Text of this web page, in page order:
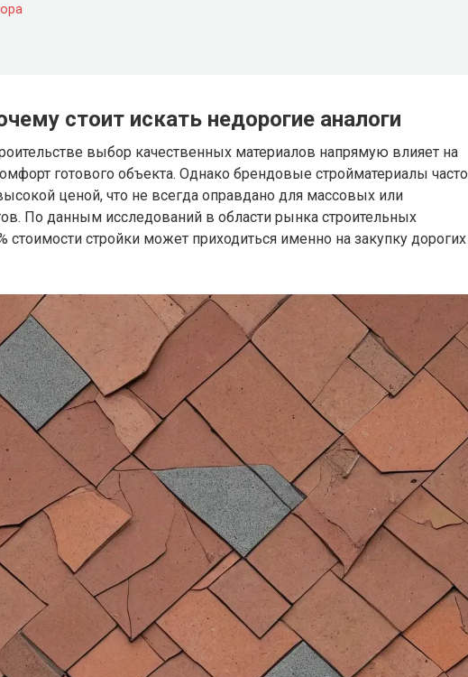
стоит искать недорогие аналоги
выбор качественных материалов напрямую влияет на
готового объекта. Однако брендовые стройматериалы часто
ценой, что не всегда оправдано для массовых или
По данным исследований в области рынка строительных
стоимости стройки может приходиться именно на закупку дорогих